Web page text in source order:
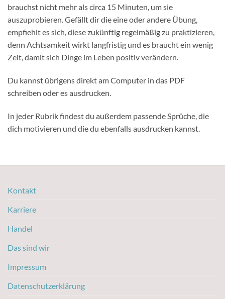
brauchst nicht mehr als circa 15 Minuten, um sie
auszuprobieren. Gefällt dir die eine oder andere Übung,
empfiehlt es sich, diese zukünftig regelmäßig zu praktizieren,
denn Achtsamkeit wirkt langfristig und es braucht ein wenig
Zeit, damit sich Dinge im Leben positiv verändern.
Du kannst übrigens direkt am Computer in das PDF
schreiben oder es ausdrucken.
In jeder Rubrik findest du außerdem passende Sprüche, die
dich motivieren und die du ebenfalls ausdrucken kannst.
Kontakt
Karriere
Handel
Das sind wir
Impressum
Datenschutzerklärung